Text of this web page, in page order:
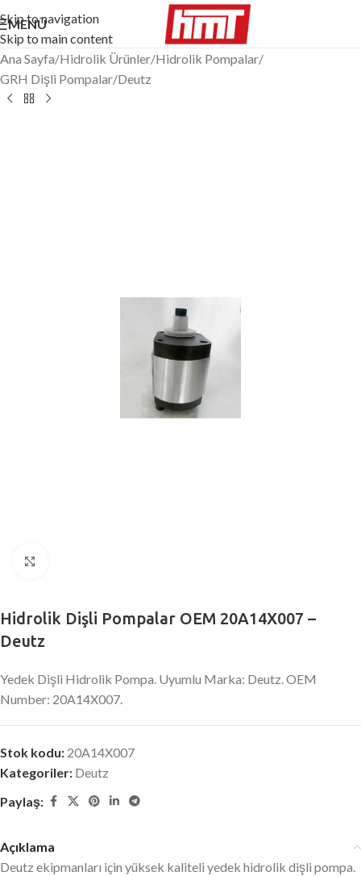
Skip to navigation
Skip to main content
MENÜ
Ana Sayfa/Hidrolik Ürünler/Hidrolik Pompalar/
GRH Dişli Pompalar/Deutz
Hidrolik Dişli Pompalar OEM 20A14X007 –
Deutz
Yedek Dişli Hidrolik Pompa. Uyumlu Marka: Deutz. OEM
Number: 20A14X007.
Stok kodu: 20A14X007
Kategoriler: Deutz
Paylaş:
Açıklama
Deutz ekipmanları için yüksek kaliteli yedek hidrolik dişli pompa.